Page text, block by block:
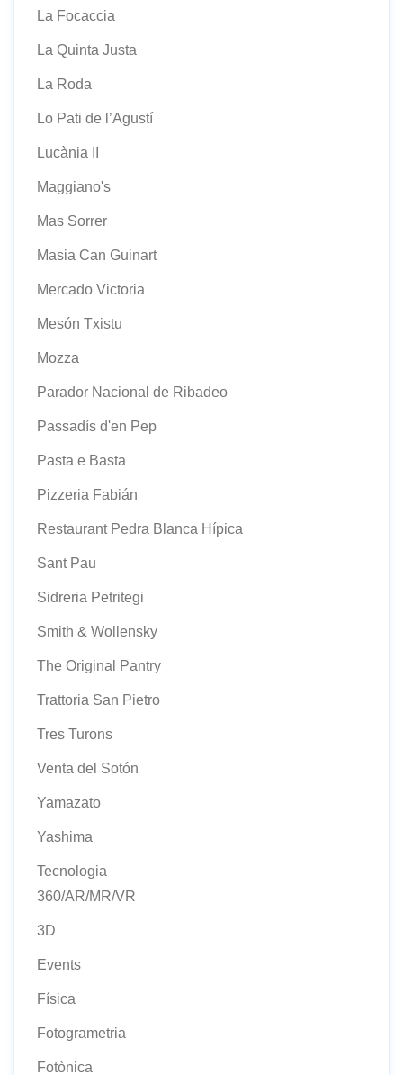
La Focaccia
La Quinta Justa
La Roda
Lo Pati de l’Agustí
Lucània II
Maggiano's
Mas Sorrer
Masia Can Guinart
Mercado Victoria
Mesón Txistu
Mozza
Parador Nacional de Ribadeo
Passadís d'en Pep
Pasta e Basta
Pizzeria Fabián
Restaurant Pedra Blanca Hípica
Sant Pau
Sidreria Petritegi
Smith & Wollensky
The Original Pantry
Trattoria San Pietro
Tres Turons
Venta del Sotón
Yamazato
Yashima
Tecnologia
360/AR/MR/VR
3D
Events
Física
Fotogrametria
Fotònica